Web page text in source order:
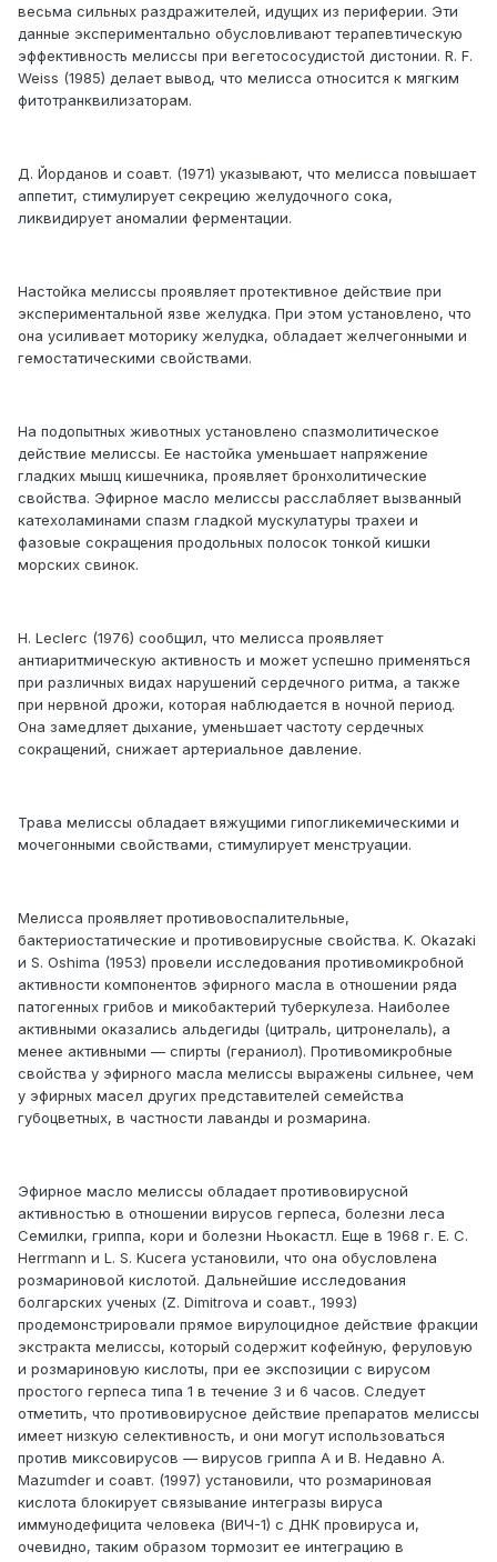
весьма сильных раздражителей, идущих из периферии. Эти
данные экспериментально обусловливают терапевтическую
эффективность мелиссы при вегетососудистой дистонии. R. F.
Weiss (1985) делает вывод, что мелисса относится к мягким
фитотранквилизаторам.
Д. Йорданов и соавт. (1971) указывают, что мелисса повышает
аппетит, стимулирует секрецию желудочного сока,
ликвидирует аномалии ферментации.
Настойка мелиссы проявляет протективное действие при
экспериментальной язве желудка. При этом установлено, что
она усиливает моторику желудка, обладает желчегонными и
гемостатическими свойствами.
На подопытных животных установлено спазмолитическое
действие мелиссы. Ее настойка уменьшает напряжение
гладких мышц кишечника, проявляет бронхолитические
свойства. Эфирное масло мелиссы расслабляет вызванный
катехоламинами спазм гладкой мускулатуры трахеи и
фазовые сокращения продольных полосок тонкой кишки
морских свинок.
H. Leclerc (1976) сообщил, что мелисса проявляет
антиаритмическую активность и может успешно применяться
при различных видах нарушений сердечного ритма, а также
при нервной дрожи, которая наблюдается в ночной период.
Она замедляет дыхание, уменьшает частоту сердечных
сокращений, снижает артериальное давление.
Трава мелиссы обладает вяжущими гипогликемическими и
мочегонными свойствами, стимулирует менструации.
Мелисса проявляет противовоспалительные,
бактериостатические и противовирусные свойства. K. Okazaki
и S. Oshima (1953) провели исследования противомикробной
активности компонентов эфирного масла в отношении ряда
патогенных грибов и микобактерий туберкулеза. Наиболее
активными оказались альдегиды (цитраль, цитронелаль), а
менее активными — спирты (гераниол). Противомикробные
свойства у эфирного масла мелиссы выражены сильнее, чем
у эфирных масел других представителей семейства
губоцветных, в частности лаванды и розмарина.
Эфирное масло мелиссы обладает противовирусной
активностью в отношении вирусов герпеса, болезни леса
Семилки, гриппа, кори и болезни Ньокастл. Еще в 1968 г. E. C.
Herrmann и L. S. Kucera установили, что она обусловлена
розмариновой кислотой. Дальнейшие исследования
болгарских ученых (Z. Dimitrova и соавт., 1993)
продемонстрировали прямое вирулоцидное действие фракции
экстракта мелиссы, который содержит кофейную, феруловую
и розмариновую кислоты, при ее экспозиции с вирусом
простого герпеса типа 1 в течение 3 и 6 часов. Следует
отметить, что противовирусное действие препаратов мелиссы
имеет низкую селективность, и они могут использоваться
против миксовирусов — вирусов гриппа А и В. Недавно A.
Mazumder и соавт. (1997) установили, что розмариновая
кислота блокирует связывание интегразы вируса
иммунодефицита человека (ВИЧ-1) с ДНК провируса и,
очевидно, таким образом тормозит ее интеграцию в